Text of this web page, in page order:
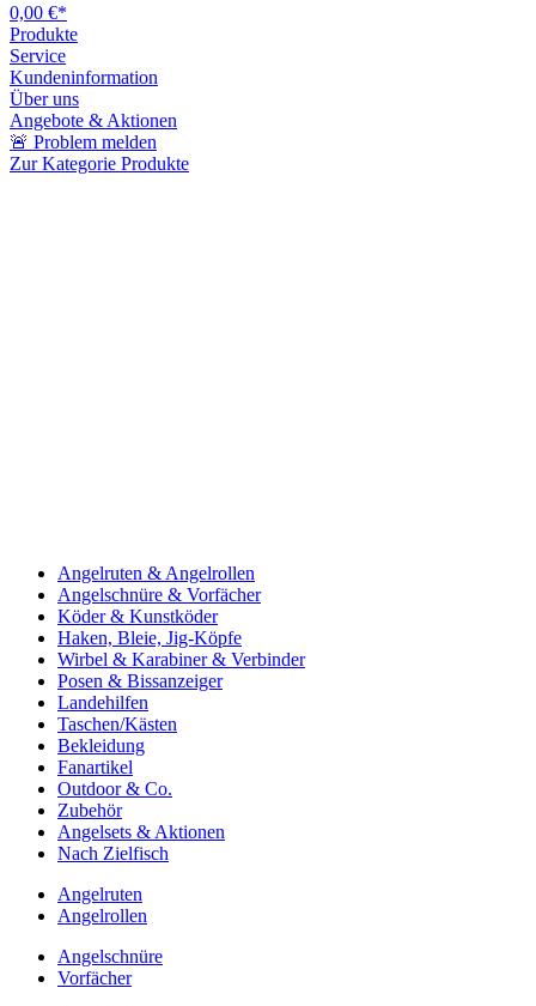
0,00 €*
Produkte
Service
Kundeninformation
Über uns
Angebote & Aktionen
🚨 Problem melden
Zur Kategorie Produkte
Angelruten & Angelrollen
Angelschnüre & Vorfächer
Köder & Kunstköder
Haken, Bleie, Jig-Köpfe
Wirbel & Karabiner & Verbinder
Posen & Bissanzeiger
Landehilfen
Taschen/Kästen
Bekleidung
Fanartikel
Outdoor & Co.
Zubehör
Angelsets & Aktionen
Nach Zielfisch
Angelruten
Angelrollen
Angelschnüre
Vorfächer